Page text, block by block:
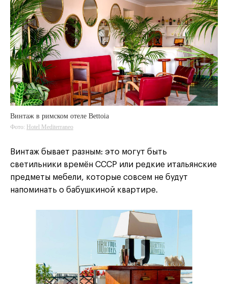
Винтаж в римском отеле Bettoia
Фото: Hotel Mediterraneo
Винтаж бывает разным: это могут быть
светильники времён СССР или редкие итальянские
предметы мебели, которые совсем не будут
напоминать о бабушкиной квартире.